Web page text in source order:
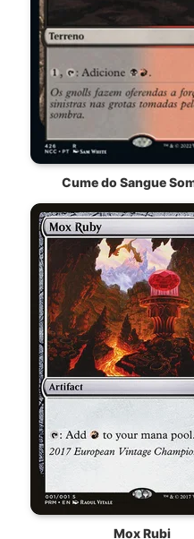
Cume do Sangue
Mox Rubi